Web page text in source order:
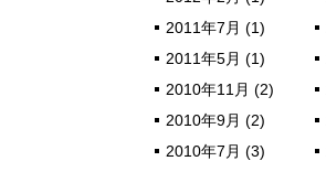
2011年7月 (1)
2011年5月 (1)
2010年11月 (2)
2010年9月 (2)
2010年7月 (3)